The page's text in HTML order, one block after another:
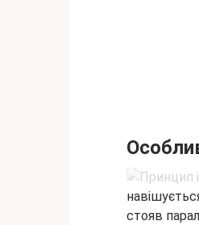
стояв